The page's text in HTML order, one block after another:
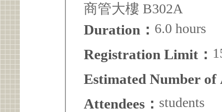
商管大樓 B302A
Duration： 6.0 hours
Registration Limit：
Estimated Number of
Attendees： students